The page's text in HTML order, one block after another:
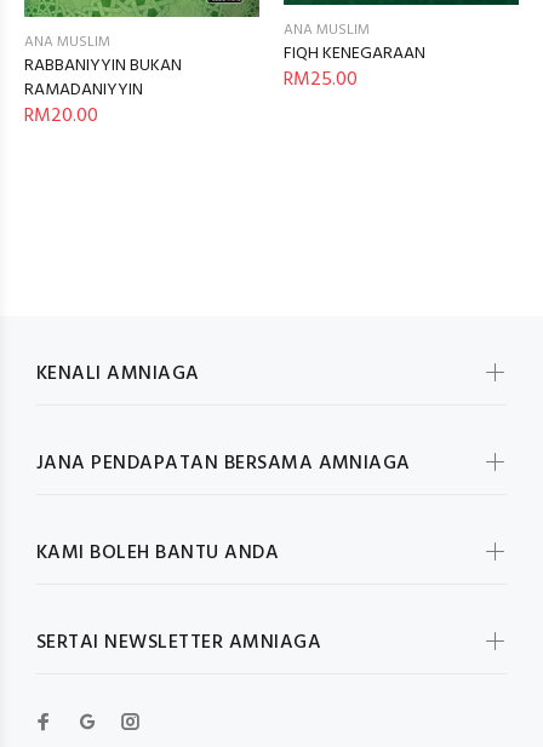
ANA MUSLIM
RABBANIYYIN BUKAN
RAMADANIYYIN
RM20.00
ANA MUSLIM
FIQH KENEGARAAN
RM25.00
KENALI AMNIAGA
JANA PENDAPATAN BERSAMA AMNIAGA
KAMI BOLEH BANTU ANDA
SERTAI NEWSLETTER AMNIAGA